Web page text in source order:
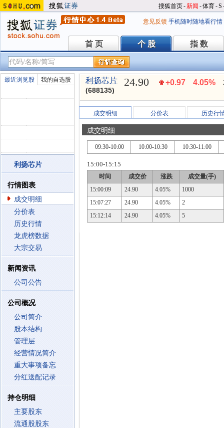
搜狐首页-新闻 -体育-S
意见反馈 手机随时随地看行情
首 页
首 页 个 股
个 股 指 数
指 数
最近浏览股 我的自选股
利扬芯片
行情图表
成交明细
分价表
历史行情
龙虎榜数据
大宗交易
新闻资讯
公司公告
公司概况
公司简介
股本结构
管理层
经营情况简介
重大事项备忘
分红送配记录
持仓明细
主要股东
流通股股东
利扬芯片
(688135)
24.90 +0.97 4.05%
成交明细 分价表 历史行
成交明细
09:30-10:00 10:00-10:30 10:30-11:00
15:00-15:15
时间 成交价 涨跌
成交量(手)
15:00:09
24.90 4.05%
1000
15:07:27
24.90 4.05%
2
15:12:14
24.90 4.05% 5